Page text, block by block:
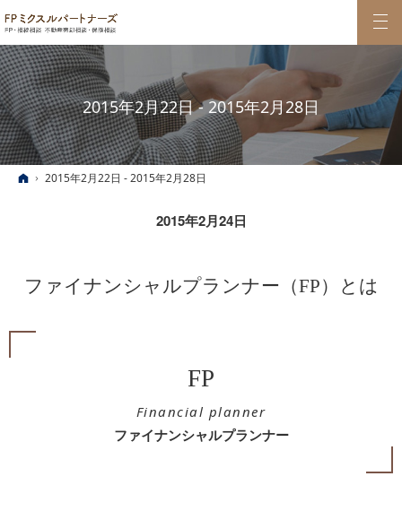
2015年2月22日 - 2015年2月28日
ホーム
2015年2月22日 - 2015年2月28日
2015年2月24日
ファイナンシャルプランナー（FP）とは
FP
Financial planner
ファイナンシャルプランナー